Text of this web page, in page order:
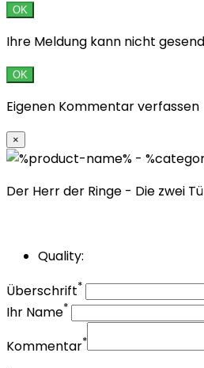
OK
Ihre Meldung kann nicht
OK
Eigenen Kommentar verfassen
×
Der Herr der Ringe - Die zwei
Quality:
Überschrift*
Ihr Name*
Kommentar*